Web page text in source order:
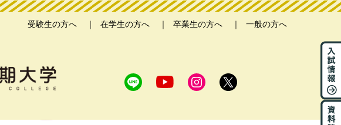
受験生の方へ 在学生の方へ 卒業生の方へ 一般の方へ